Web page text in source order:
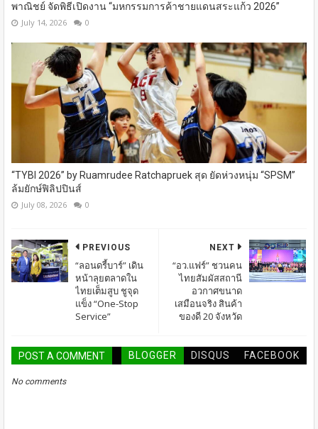
พาณิชย์ จัดพิธีเปิดงาน “มหกรรมการค้าชายแดนสระแก้ว 2026”
July 14, 2026 0
“TYBI 2026” by Ruamrudee Ratchapruek สุด ยัดห่วงหนุ่ม “SPSM”
ล้มยักษ์ฟิลิปปินส์
July 08, 2026 0
NEXT
“อว.แฟร์” ชวนคน
ไทยสัมผัสสถานี
อวกาศขนาด
เสมือนจริง สินค้า
ของดี 20 จังหวัด
PREVIOUS
“ลอนดรี้บาร์” เดิน
หน้าลุยตลาดใน
ไทยเต็มสูบ ชูจุด
แข็ง “One-Stop
Service”
POST A COMMENT BLOGGER DISQUS FACEBOOK
No comments